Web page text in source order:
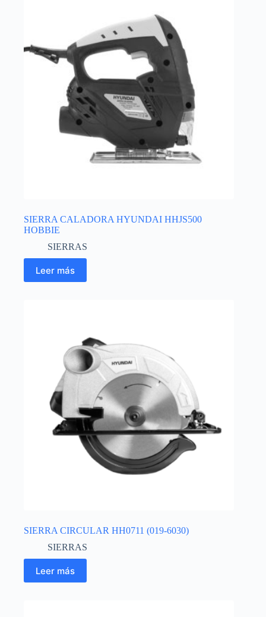
SIERRA CALADORA HYUNDAI HHJS500
HOBBIE
SIERRAS
Leer más
SIERRA CIRCULAR HH0711 (019-6030)
SIERRAS
Leer más